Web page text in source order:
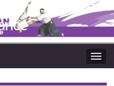
Yoshinkaï de